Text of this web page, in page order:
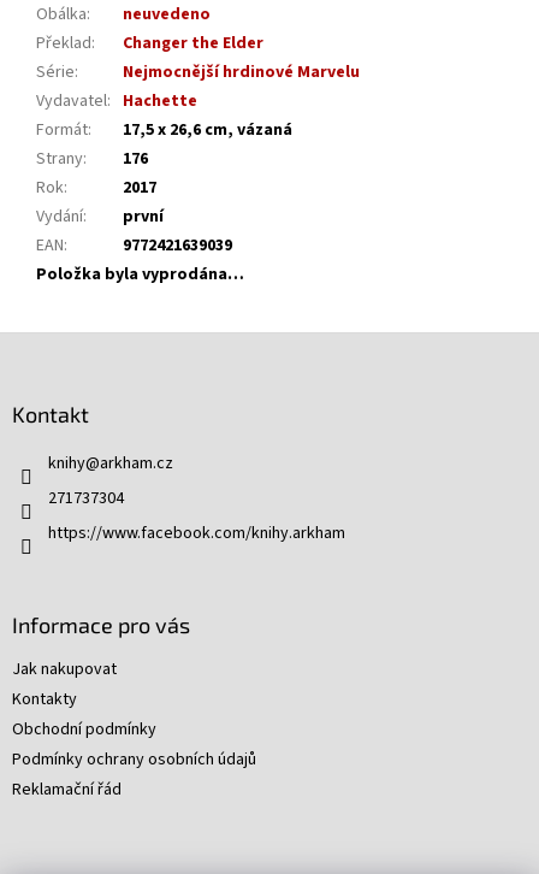
Obálka:
neuvedeno
Překlad:
Changer the Elder
Série:
Nejmocnější hrdinové Marvelu
Vydavatel: Hachette
Formát:
17,5 x 26,6 cm, vázaná
Strany:
176
Rok:
2017
Vydání:
první
EAN:
9772421639039
Položka byla vyprodána…
Kontakt
knihy@arkham.cz
271737304
https://www.facebook.com/knihy.arkham
Informace pro vás
Jak nakupovat
Kontakty
Obchodní podmínky
Podmínky ochrany osobních údajů
Reklamační řád